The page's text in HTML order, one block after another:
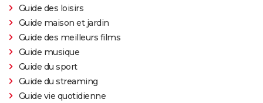
Guide des loisirs
Guide maison et jardin
Guide des meilleurs films
Guide musique
Guide du sport
Guide du streaming
Guide vie quotidienne